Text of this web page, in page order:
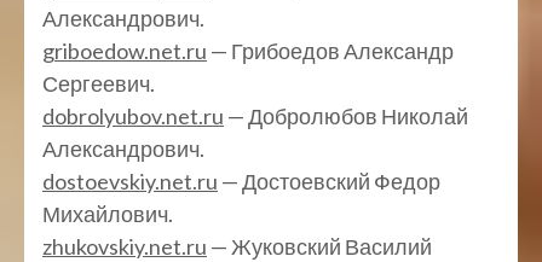
Александрович.
griboedow.net.ru — Грибоедов Александр
Сергеевич.
dobrolyubov.net.ru — Добролюбов Николай
Александрович.
dostoevskiy.net.ru — Достоевский Федор
Михайлович.
zhukovskiy.net.ru — Жуковский Василий